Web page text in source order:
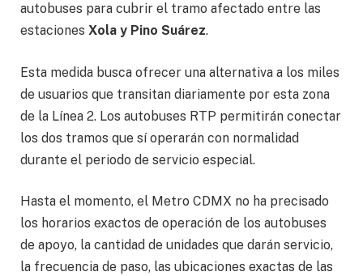
autobuses para cubrir el tramo afectado entre las
estaciones Xola y Pino Suárez.
Esta medida busca ofrecer una alternativa a los miles
de usuarios que transitan diariamente por esta zona
de la Línea 2. Los autobuses RTP permitirán conectar
los dos tramos que sí operarán con normalidad
durante el periodo de servicio especial.
Hasta el momento, el Metro CDMX no ha precisado
los horarios exactos de operación de los autobuses
de apoyo, la cantidad de unidades que darán servicio,
la frecuencia de paso, las ubicaciones exactas de las